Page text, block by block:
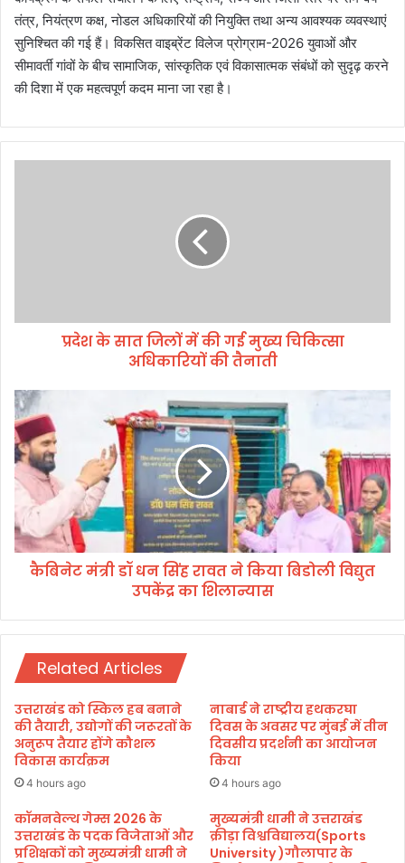
तंत्र, नियंत्रण कक्ष, नोडल अधिकारियों की नियुक्ति तथा अन्य आवश्यक व्यवस्थाएं
सुनिश्चित की गई हैं। विकसित वाइब्रेंट विलेज प्रोग्राम-2026 युवाओं और
सीमावर्ती गांवों के बीच सामाजिक, सांस्कृतिक एवं विकासात्मक संबंधों को सुदृढ़ करने
की दिशा में एक महत्वपूर्ण कदम माना जा रहा है।
में
मु
ख्य
चि
कि
अ
धि
का
रि
ना
प्रदेश के सात जिलों में की गई मुख्य चिकित्सा
अधिकारियों की तैनाती
कै
बि
ने
ट
मं
त्री
डॉ
ध
न
ने
कि
या
बि
डो
ली
वि
त
उ
प
कैबिनेट मंत्री डॉ धन सिंह रावत ने किया बिडोली विद्युत
उपकेंद्र का शिलान्यास
Related Articles
उत्तराखंड को स्किल हब बनाने
की तैयारी, उद्योगों की जरूरतों के
अनुरूप तैयार होंगे कौशल
विकास कार्यक्रम
4 hours ago
नाबार्ड ने राष्ट्रीय हथकरघा
दिवस के अवसर पर मुंबई में तीन
दिवसीय प्रदर्शनी का आयोजन
किया
4 hours ago
कॉमनवेल्थ गेम्स 2026 के
उत्तराखंड के पदक विजेताओं और
प्रशिक्षकों को मुख्यमंत्री धामी ने
मुख्यमंत्री धामी ने उत्तराखंड
क्रीड़ा विश्वविद्यालय(Sports
University )गौलापार के